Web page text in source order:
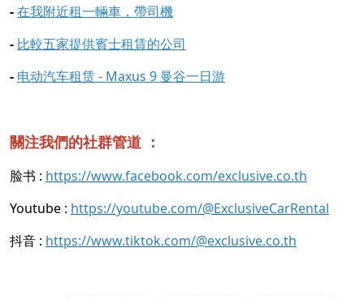
-在我附近租一輛車，帶司機
- 比較五家提供賓士租賃的公司
- 电动汽车租赁 - Maxus 9 曼谷一日游
關注我們的社群管道 ：
脸书 : https://www.facebook.com/exclusive.co.th
Youtube : https://youtube.com/@ExclusiveCarRental
抖音 : https://www.tiktok.com/@exclusive.co.th